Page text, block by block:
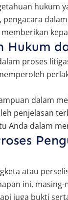
hukum
pengacara
Hukum
proses
dalam
penjelasan
Anda dalam
atau
ini,
juga bukti